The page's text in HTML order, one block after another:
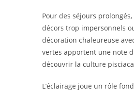
Pour des séjours
décors trop impersonnels
décoration chaleureuse
vertes apportent une note
découvrir la culture
L’éclairage joue un rôle